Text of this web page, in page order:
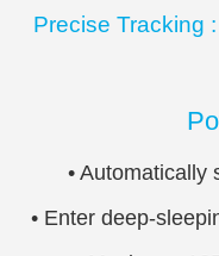
Precise Tracking :
• Automatically
• Enter deep-